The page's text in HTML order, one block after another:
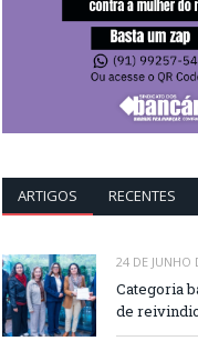
ARTIGOS RECENTES
24 DE JUNHO
Categoria
de